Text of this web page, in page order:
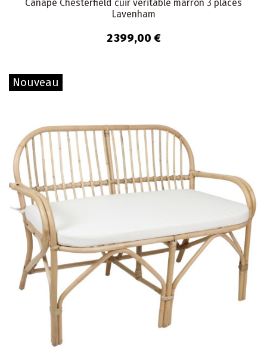
Canapé Chesterfield cuir véritable marron 3 places
Lavenham
2 399,00 €
Nouveau